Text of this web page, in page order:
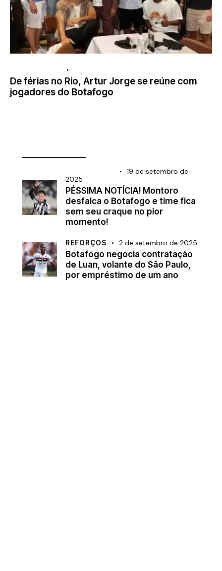
De férias no Rio, Artur Jorge se reúne com
jogadores do Botafogo
19 de setembro de
2025
PÉSSIMA NOTÍCIA! Montoro
desfalca o Botafogo e time fica
sem seu craque no pior
momento!
REFORÇOS 2 de setembro de 2025
Botafogo negocia contratação
de Luan, volante do São Paulo,
por empréstimo de um ano